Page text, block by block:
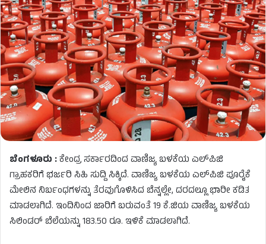
ಬೆಂಗಳೂರು :ಕೇಂದ್ರ ಸರ್ಕಾರದಿಂದ ವಾಣಿಜ್ಯ ಬಳಕೆಯ ಎಲ್‌ಪಿಜಿ
ಗ್ರಾಹಕರಿಗೆ ಭರ್ಜರಿ ಸಿಹಿ ಸುದ್ದಿ ಸಿಕ್ಕಿದೆ. ವಾಣಿಜ್ಯ ಬಳಕೆಯ ಎಲ್‌ಪಿಜಿ ಪೂರೈಕೆ
ಮೇಲಿನ ನಿರ್ಬಂಧಗಳನ್ನು ತೆರವುಗೊಳಿಸಿದ ಬೆನ್ನಲ್ಲೇ, ದರದಲ್ಲೂ ಭಾರೀ ಕಡಿತ
ಮಾಡಲಾಗಿದೆ. ಇಂದಿನಿಂದ ಜಾರಿಗೆ ಬರುವಂತೆ 19 ಕೆ.ಜಿಯ ವಾಣಿಜ್ಯ ಬಳಕೆಯ
ಸಿಲಿಂಡರ್ ಬೆಲೆಯನ್ನು 183.50 ರೂ. ಇಳಿಕೆ ಮಾಡಲಾಗಿದೆ.